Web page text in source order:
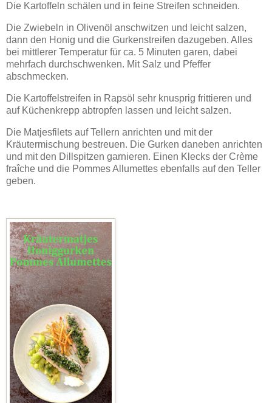
Die Kartoffeln schälen und in feine Streifen schneiden.
Die Zwiebeln in Olivenöl anschwitzen und leicht salzen,
dann den Honig und die Gurkenstreifen dazugeben. Alles
bei mittlerer Temperatur für ca. 5 Minuten garen, dabei
mehrfach durchschwenken. Mit Salz und Pfeffer
abschmecken.
Die Kartoffelstreifen in Rapsöl sehr knusprig frittieren und
auf Küchenkrepp abtropfen lassen und leicht salzen.
Die Matjesfilets auf Tellern anrichten und mit der
Kräutermischung bestreuen. Die Gurken daneben anrichten
und mit den Dillspitzen garnieren. Einen Klecks der Crème
fraîche und die Pommes Allumettes ebenfalls auf den Teller
geben.